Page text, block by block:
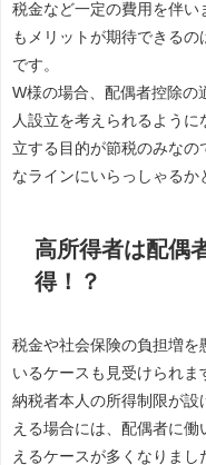
税金など一定の費用を伴い
もメリットが期待できる
です。
W様の場合、配偶者控除の
人設立を考えられるよう
立する目的が節税のみな
なラインにいらっしゃるか
高所得者は配偶
得！？
税金や社会保険の負担増を
いるケースも見受けられ
納税者本人の所得制限が設
える場合には、配偶者に
えるケースが多くなりまし